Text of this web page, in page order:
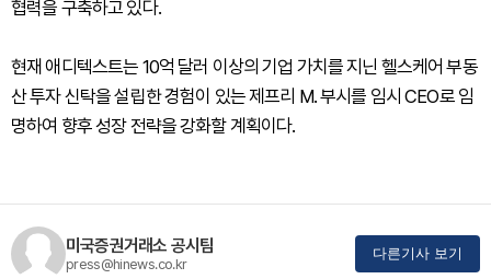
협력을 구축하고 있다.
현재 애디텍스트는 10억 달러 이상의 기업 가치를 지닌 헬스케어 부동
산 투자 신탁을 설립한 경험이 있는 제프리 M. 부시를 임시 CEO로 임
명하여 향후 성장 전략을 강화할 계획이다.
미국증권거래소 공시팀
press@hinews.co.kr
다른기사 보기